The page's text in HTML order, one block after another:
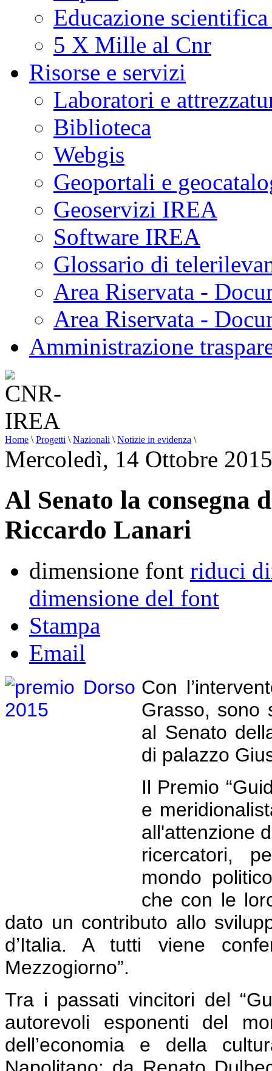
Educazione
5 X Mille al Cnr
Risorse e servizi
Laboratori e
Biblioteca
Webgis
Geoportali e
Geoservizi IREA
Software IREA
Glossario di
Area Riservata -
Area Riservata -
Amministrazione
Home \ Progetti \ Nazionali \ Notizie in evidenza \
Mercoledì, 14 Ottobre
Al Senato la consegna
Riccardo Lanari
dimensione font riduci
dimensione del font
Stampa
Email
Con
Grasso, sono
al Senato
di palazzo
Il Premio
e
all'attenzione
ricercatori,
mondo
che con le
dato un contributo allo
d’Italia. A tutti viene
Mezzogiorno”.
Tra i passati vincitori del
autorevoli esponenti del
dell’economia e della